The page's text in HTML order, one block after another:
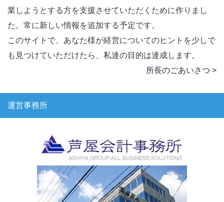
業しようとする方を支援させていただくために作りまし
た。常に新しい情報を追加する予定です。
このサイトで、あなた様が経営についてのヒントを少しで
も見つけていただけたら、私達の目的は達成します。
所長のごあいさつ >
運営事務所